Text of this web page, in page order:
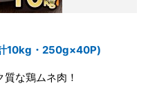
10kg・250g×40P)
な鶏ムネ肉！